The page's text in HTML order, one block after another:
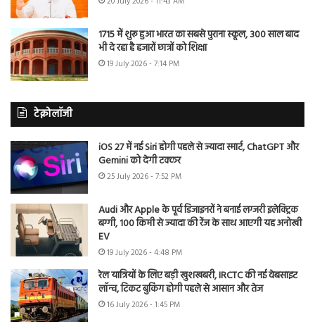
1715 में शुरू हुआ भारत का सबसे पुराना स्कूल, 300 साल बाद
भी दे रहा है हजारों छात्रों को शिक्षा
19 July 2026 - 7:14 PM
टेक्नोलॉजी
iOS 27 में नई Siri होगी पहले से ज्यादा स्मार्ट, ChatGPT और
Gemini को देगी टक्कर
25 July 2026 - 7:52 PM
Audi और Apple के पूर्व डिजाइनरों ने बनाई लग्जरी इलेक्ट्रिक
बग्गी, 100 किमी से ज्यादा की रेंज के साथ आएगी यह अनोखी
EV
19 July 2026 - 4:48 PM
रेल यात्रियों के लिए बड़ी खुशखबरी, IRCTC की नई वेबसाइट
लॉन्च, टिकट बुकिंग होगी पहले से आसान और तेज
16 July 2026 - 1:45 PM